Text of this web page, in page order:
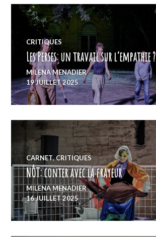
CRITIQUES
Les Perses: un travail sur l’empathie ?
MILENA MENADIER
19 JUILLET 2025
CARNET,CRITIQUES
NÔT: conter avec la frayeur
MILENA MENADIER
16 JUILLET 2025